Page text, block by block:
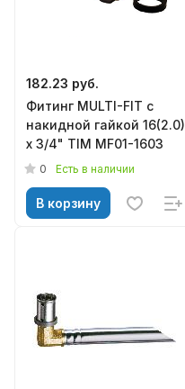
182.23 руб.
Фитинг MULTI-FIT с
накидной гайкой 16(2.0)
х 3/4" TIM MF01-1603
0 Есть в наличии
В корзину